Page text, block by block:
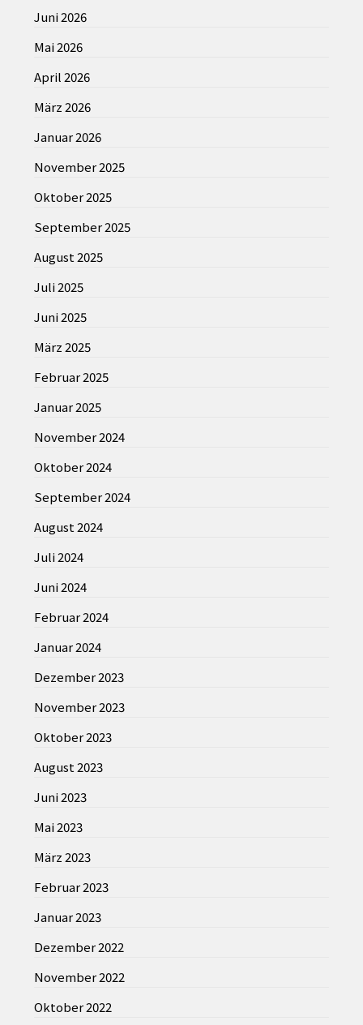
Juni 2026
Mai 2026
April 2026
März 2026
Januar 2026
November 2025
Oktober 2025
September 2025
August 2025
Juli 2025
Juni 2025
März 2025
Februar 2025
Januar 2025
November 2024
Oktober 2024
September 2024
August 2024
Juli 2024
Juni 2024
Februar 2024
Januar 2024
Dezember 2023
November 2023
Oktober 2023
August 2023
Juni 2023
Mai 2023
März 2023
Februar 2023
Januar 2023
Dezember 2022
November 2022
Oktober 2022